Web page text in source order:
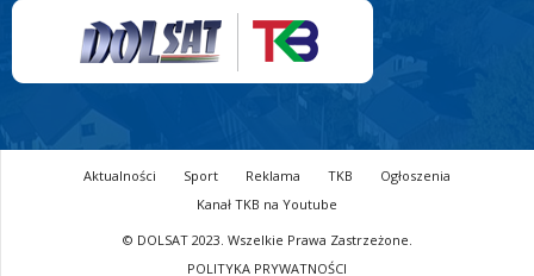
Aktualności Sport Reklama TKB
Ogłoszenia
Kanał TKB na Youtube
© DOLSAT 2023. Wszelkie Prawa Zastrzeżone.
POLITYKA PRYWATNOŚCI